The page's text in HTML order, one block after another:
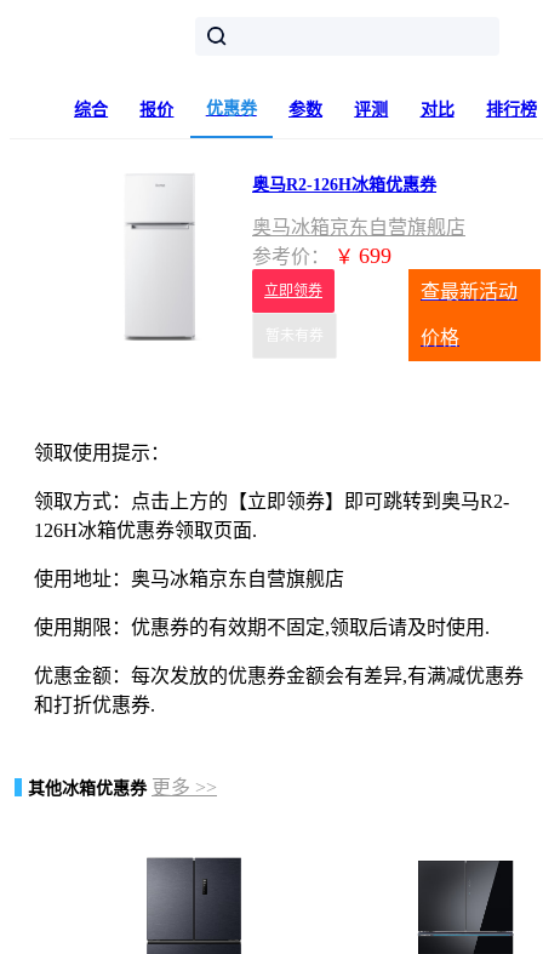
综合 报价 优惠券 参数 评测 对比 排行榜
奥马R2-126H冰箱优惠券
奥马冰箱京东自营旗舰店
参考价：
￥ 699
立即领券
暂未有券
查最新活动
价格
领取使用提示：
领取方式：点击上方的【立即领券】即可跳转到奥马R2-
126H冰箱优惠券领取页面.
使用地址：奥马冰箱京东自营旗舰店
使用期限：优惠券的有效期不固定,领取后请及时使用.
优惠金额：每次发放的优惠券金额会有差异,有满减优惠券
和打折优惠券.
其他冰箱优惠券 更多 >>